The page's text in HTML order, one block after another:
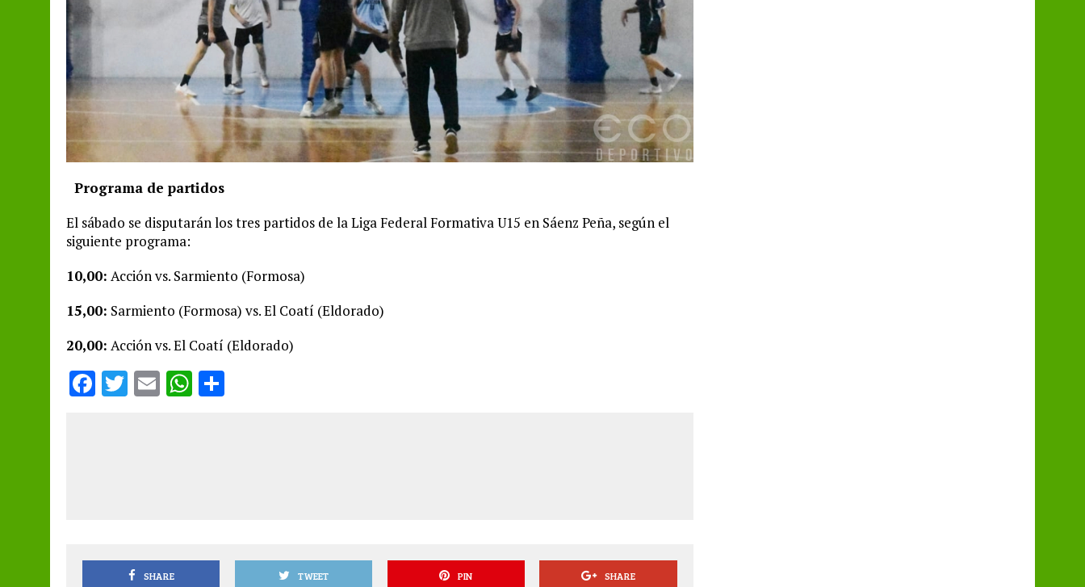
Programa de partidos
El sábado se disputarán los tres partidos de la Liga Federal Formativa U15 en Sáenz Peña, según el
siguiente programa:
10,00: Acción vs. Sarmiento (Formosa)
15,00: Sarmiento (Formosa) vs. El Coatí (Eldorado)
20,00: Acción vs. El Coatí (Eldorado)
F T E W
SHARE TWEET PIN SHARE